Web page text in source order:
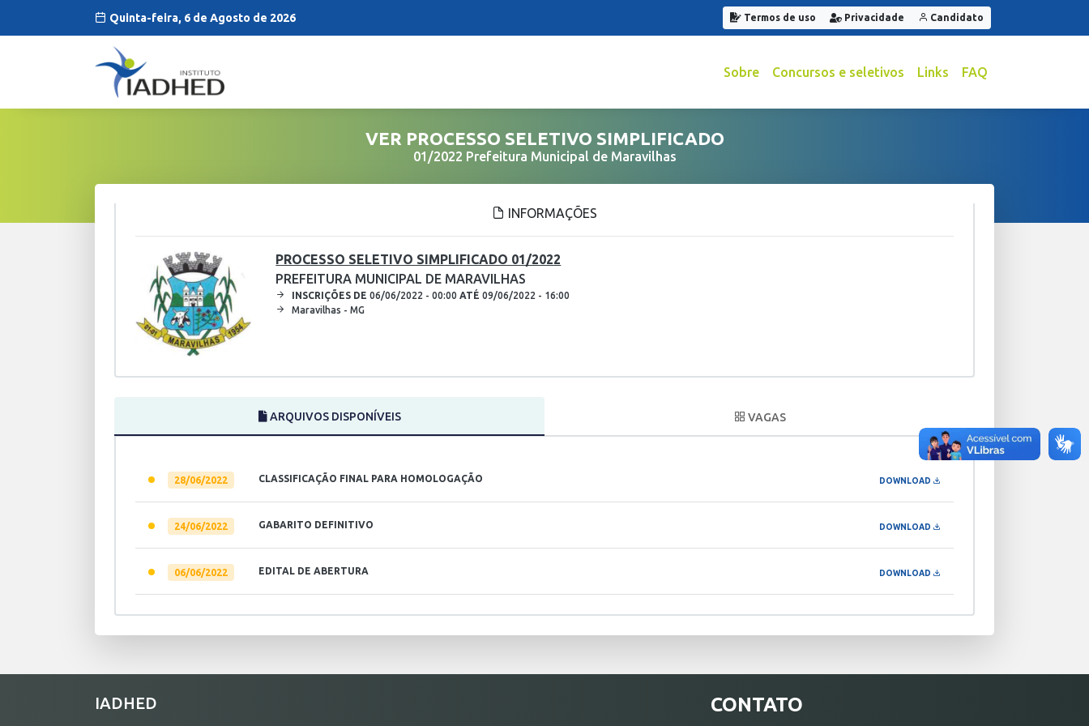
Quinta-feira, 6 de Agosto de 2026 Termos de uso Privacidade Candidato
Sobre Concursos e seletivos Links FAQ
VER PROCESSO SELETIVO SIMPLIFICADO
01/2022 Prefeitura Municipal de Maravilhas
INFORMAÇÕES
PROCESSO SELETIVO SIMPLIFICADO 01/2022
PREFEITURA MUNICIPAL DE MARAVILHAS
INSCRIÇÕES DE 06/06/2022 - 00:00ATÉ 09/06/2022 - 16:00
Maravilhas - MG
ARQUIVOS DISPONÍVEIS VAGAS
28/06/2022 CLASSIFICAÇÃO FINAL PARA HOMOLOGAÇÃO DOWNLOAD
24/06/2022 GABARITO DEFINITIVO DOWNLOAD
06/06/2022 EDITAL DE ABERTURA DOWNLOAD
IADHED CONTATO